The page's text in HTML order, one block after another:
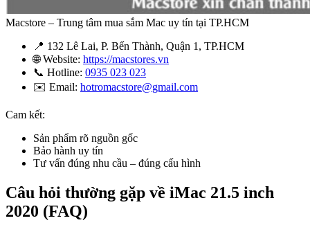
Macstore – Trung tâm mua sắm Mac uy tín tại TP.HCM
📍 132 Lê Lai, P. Bến Thành, Quận 1, TP.HCM
🌐 Website: https://macstores.vn
📞 Hotline: 0935 023 023
✉️ Email: hotromacstore@gmail.com
Cam kết:
Sản phẩm rõ nguồn gốc
Bảo hành uy tín
Tư vấn đúng nhu cầu – đúng cấu hình
Câu hỏi thường gặp về iMac 21.5 inch
2020 (FAQ)